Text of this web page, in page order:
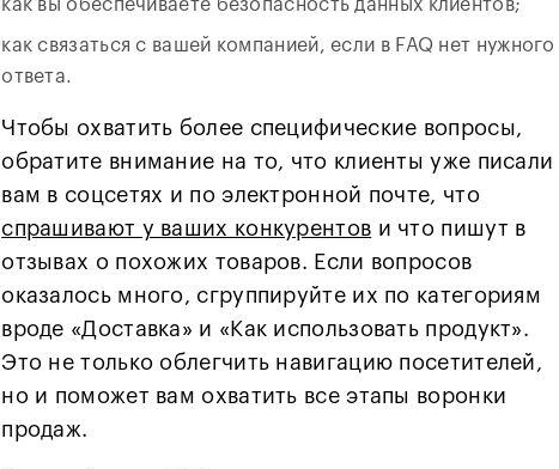
как вы обеспечиваете безопасность данных клиентов;
как связаться с вашей компанией, если в FAQ нет нужного
ответа.
Чтобы охватить более специфические вопросы,
обратите внимание на то, что клиенты уже писали
вам в соцсетях и по электронной почте, что
спрашивают у ваших конкурентов и что пишут в
отзывах о похожих товаров. Если вопросов
оказалось много, сгруппируйте их по категориям
вроде «Доставка» и «Как использовать продукт».
Это не только облегчить навигацию посетителей,
но и поможет вам охватить все этапы воронки
продаж.